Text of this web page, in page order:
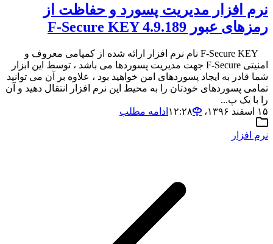
نرم افزار مدیریت پسورد و حفاظت از
رمزهای عبور F-Secure KEY 4.9.189
F-Secure KEY نام نرم افزار ارائه شده از کمپامی معروف و
امنیتی F-Secure جهت مدیریت پسوردها می باشد ، توسط این ابزار
شما قادر به ایجاد پسوردهای امن خواهید بود ، علاوه بر آن می توانید
تمامی پسوردهای خودتان را به محیط این نرم افزار انتقال دهید و آن
را با یک پ...
۱۵ اسفند ۱۳۹۶،‏ ۱۲:۲۸
ادامه مطلب
نرم افزار